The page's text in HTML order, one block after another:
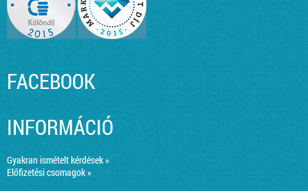
FACEBOOK
INFORMÁCIÓ
Gyakran ismételt kérdések »
Előfizetési csomagok »